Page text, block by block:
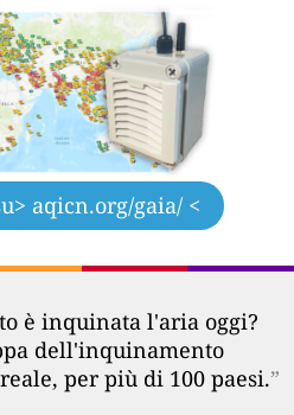
> aqicn.org/gaia/ <
è inquinata l'aria oggi?
dell'inquinamento
per più di 100 paesi.”